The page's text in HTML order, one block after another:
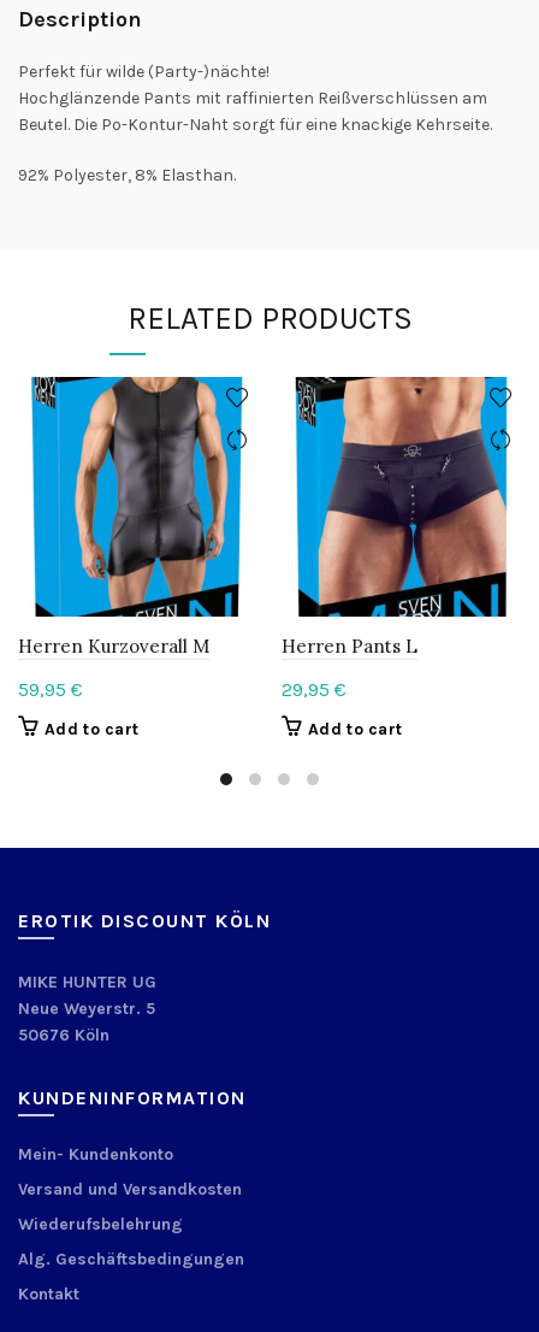
Description
Perfekt für wilde (Party-)nächte!
Hochglänzende Pants mit raffinierten Reißverschlüssen am
Beutel. Die Po-Kontur-Naht sorgt für eine knackige Kehrseite.
92% Polyester, 8% Elasthan.
RELATED PRODUCTS
Herren Kurzoverall M
59,95 €
Add to cart
Herren Pants L
29,95 €
Add to cart
EROTIK DISCOUNT KÖLN
MIKE HUNTER UG
Neue Weyerstr. 5
50676 Köln
KUNDENINFORMATION
Mein- Kundenkonto
Versand und Versandkosten
Wiederufsbelehrung
Alg. Geschäftsbedingungen
Kontakt